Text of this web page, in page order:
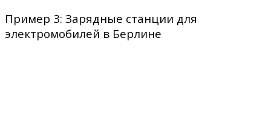
Пример 3: Зарядные станции для
электромобилей в Берлине